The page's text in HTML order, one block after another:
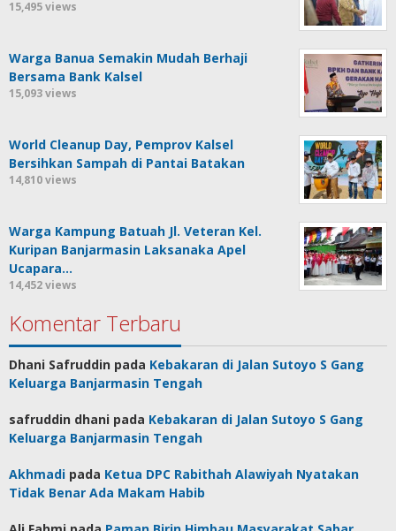
15,495 views
Warga Banua Semakin Mudah Berhaji
Bersama Bank Kalsel
15,093 views
World Cleanup Day, Pemprov Kalsel
Bersihkan Sampah di Pantai Batakan
14,810 views
Warga Kampung Batuah Jl. Veteran Kel.
Kuripan Banjarmasin Laksanaka Apel
Ucapara…
14,452 views
Komentar Terbaru
Dhani Safruddin pada Kebakaran di Jalan Sutoyo S Gang
Keluarga Banjarmasin Tengah
safruddin dhani pada Kebakaran di Jalan Sutoyo S Gang
Keluarga Banjarmasin Tengah
Akhmadi pada Ketua DPC Rabithah Alawiyah Nyatakan
Tidak Benar Ada Makam Habib